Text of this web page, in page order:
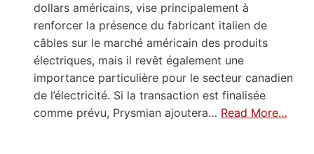
dollars américains, vise principalement à
renforcer la présence du fabricant italien de
câbles sur le marché américain des produits
électriques, mais il revêt également une
importance particulière pour le secteur canadien
de l’électricité. Si la transaction est finalisée
comme prévu, Prysmian ajoutera… Read More…